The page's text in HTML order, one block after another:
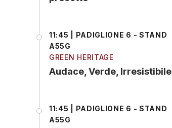
11:45 | PADIGLIONE 6 - STAND
A55G
GREEN HERITAGE
Audace, Verde, Irresistibile
11:45 | PADIGLIONE 6 - STAND
A55G